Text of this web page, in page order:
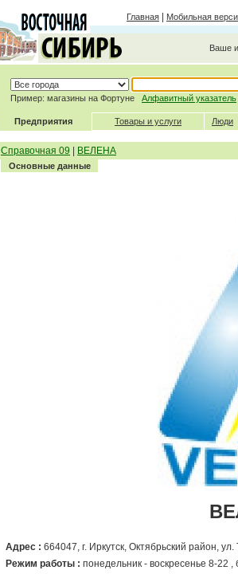
Главная Мобильная
Ваше
Пример: магазины на Фортуне Алфавитный указатель
Предприятия Товары и услуги Люди
Справочная 09 ВЕЛЕНА
Основные данные
Адрес : 664047, г. Иркутск, Октябрьский район, ул.
Режим работы : понедельник - воскресенье 8-22